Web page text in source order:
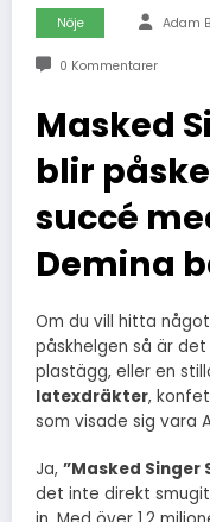
Nöje Adam
0 Kommentarer
Masked
blir
succé
Demina
Om du vill hitta
påskhelgen så är
plastägg, eller en
latexdräkter,
som visade sig vara
Ja, ”Masked Singer
det inte direkt